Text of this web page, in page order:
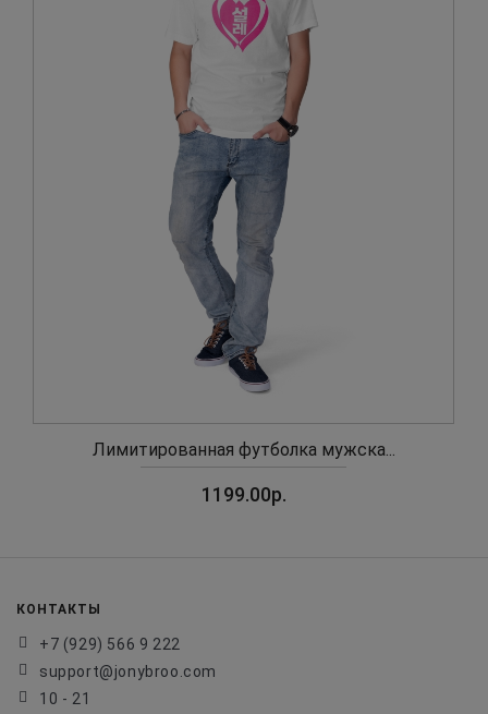
Лимитированная футболка мужска...
1199.00р.
КОНТАКТЫ
+7 (929) 566 9 222
support@jonybroo.com
10 - 21